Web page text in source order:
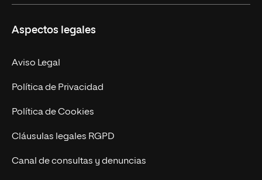
Doctorados
Experto Universitario
Postgrados
Cursos Universitarios
Facultades
Nuestro Equipo
Trabaja en UNIR
Actualidad
UNIR Revista
Eventos
Aspectos legales
Aviso Legal
Política de Privacidad
Política de Cookies
Cláusulas legales RGPD
Canal de consultas y denuncias